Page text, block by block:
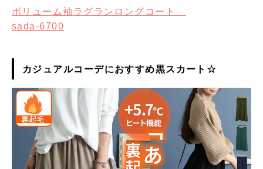
ボリューム袖ラグランロングコート
sada-6700
カジュアルコーデにおすすめ黒スカート☆